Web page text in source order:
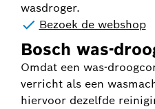
wasdroger.
Bezoek de webshop
Bosch was-
Omdat een was-
verricht als een
hiervoor dezelfde